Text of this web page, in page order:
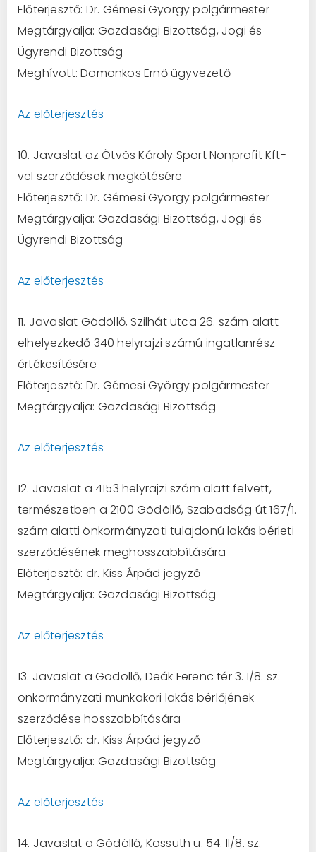
Előterjesztő: Dr. Gémesi György polgármester
Megtárgyalja: Gazdasági Bizottság, Jogi és
Ügyrendi Bizottság
Meghívott: Domonkos Ernő ügyvezető
Az előterjesztés
10. Javaslat az Ötvös Károly Sport Nonprofit Kft-
vel szerződések megkötésére
Előterjesztő: Dr. Gémesi György polgármester
Megtárgyalja: Gazdasági Bizottság, Jogi és
Ügyrendi Bizottság
Az előterjesztés
11. Javaslat Gödöllő, Szilhát utca 26. szám alatt
elhelyezkedő 340 helyrajzi számú ingatlanrész
értékesítésére
Előterjesztő: Dr. Gémesi György polgármester
Megtárgyalja: Gazdasági Bizottság
Az előterjesztés
12. Javaslat a 4153 helyrajzi szám alatt felvett,
természetben a 2100 Gödöllő, Szabadság út 167/1.
szám alatti önkormányzati tulajdonú lakás bérleti
szerződésének meghosszabbítására
Előterjesztő: dr. Kiss Árpád jegyző
Megtárgyalja: Gazdasági Bizottság
Az előterjesztés
13. Javaslat a Gödöllő, Deák Ferenc tér 3. I/8. sz.
önkormányzati munkaköri lakás bérlőjének
szerződése hosszabbítására
Előterjesztő: dr. Kiss Árpád jegyző
Megtárgyalja: Gazdasági Bizottság
Az előterjesztés
14. Javaslat a Gödöllő, Kossuth u. 54. II/8. sz.